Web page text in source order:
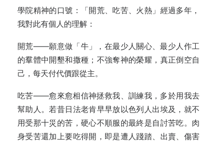
學院精神的口號：「開荒、吃苦、火熱」經過多年，
我對此有個人的理解：
開荒——願意做「牛」，在最少人關心、最少人作工
的羣體中開墾和撒種；不強奪神的榮耀，真正倒空自
己，每天付代價跟從主。
吃苦——愈來愈相信神拯救我、訓練我，多於用我去
幫助人。若昔日法老肯早早放以色列人出埃及，就不
用受那十災的苦，硬心不順服的最終是自討苦吃。肉
身受苦還加上要吃得開，即是遭人踐踏、出賣、傷害